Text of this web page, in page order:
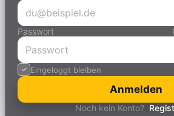
Passwort
Eingeloggt bleiben
Anmelden
Noch kein Konto?